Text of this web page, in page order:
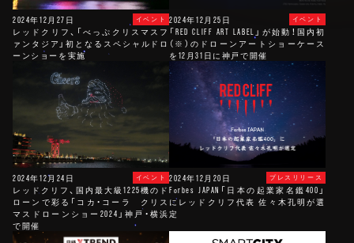
2024年12月27日 イベント
レッドクリフ、「べっぷクリスマスフ
ァンタジア」初となるスペシャルドロ
ーンショーを実施
2024年12月25日 イベント
「RED CLIFF ART LABEL」が始動！国内初
（※）のドローンアートショーケース
を12月31日に神戸で開催
2024年12月24日 イベント
レッドクリフ、国内最大級1225機のド
ローンで彩る「コカ・コーラ クリス
マスドローンショー2024」神戸・横浜
で開催
2024年12月20日 プレスリリース
Forbes JAPAN「日本の起業家名鑑400」
にレッドクリフ代表 佐々木孔明が選
定